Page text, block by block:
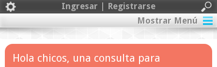
Ingresar | Registrarse
Mostrar Menú
Hola chicos, una consulta para